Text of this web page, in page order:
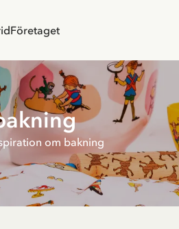
Företaget
om bakning